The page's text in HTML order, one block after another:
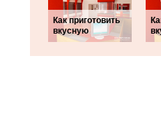
Как приготовить
вкусную